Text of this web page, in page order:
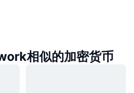
相似的加密货币